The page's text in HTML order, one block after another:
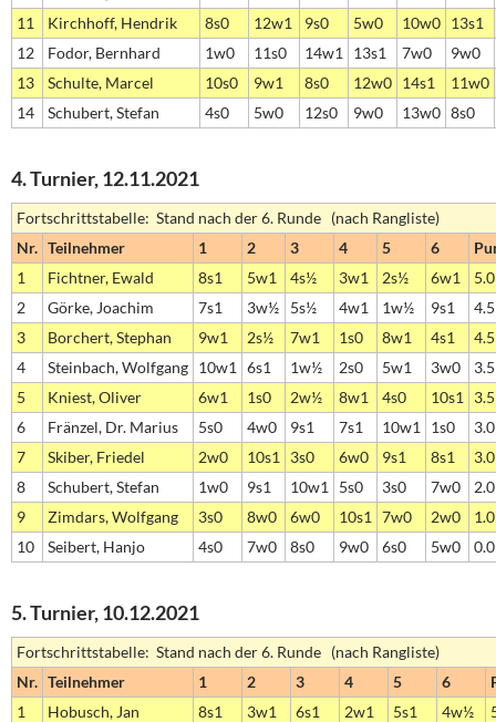
11
Kirchhoff, Hendrik 8s0 12w1 9s0 5w0 10w0 13s1
12
Fodor, Bernhard 1w0 11s0 14w1 13s1 7w0
9w0
13
Schulte, Marcel 10s0 9w1 8s0 12w0 14s1
11w0
14
Schubert, Stefan 4s0 5w0 12s0 9w0 13w0 8s0
4. Turnier, 12.11.2021
Fortschrittstabelle: Stand nach der 6. Runde (nach Rangliste)
Nr. Teilnehmer 1 2 3 4 5 6
1
Fichtner, Ewald 8s1 5w1 4s½ 3w1 2s½ 6w1
5.0
2
Görke, Joachim 7s1 3w½ 5s½ 4w1 1w½ 9s1
4.5
3
Borchert, Stephan 9w1 2s½ 7w1 1s0 8w1 4s1
4.5
4
Steinbach, Wolfgang 10w1 6s1 1w½ 2s0 5w1 3w0
3.5
5
Kniest, Oliver 6w1 1s0 2w½ 8w1 4s0 10s1
3.5
6
Fränzel, Dr. Marius 5s0 4w0 9s1 7s1 10w1 1s0
3.0
7
Skiber, Friedel 2w0 10s1 3s0 6w0 9s1 8s1
3.0
8
Schubert, Stefan 1w0 9s1 10w1 5s0 3s0 7w0
2.0
9
Zimdars, Wolfgang 3s0 8w0 6w0 10s1 7w0 2w0
1.0
10
Seibert, Hanjo 4s0 7w0 8s0 9w0 6s0 5w0 0.0
5. Turnier, 10.12.2021
Fortschrittstabelle: Stand nach der 6. Runde (nach Rangliste)
Nr. Teilnehmer 1 2 3 4 5 6
1
Hobusch, Jan 8s1 3w1 6s1 2w1 5s1 4w½